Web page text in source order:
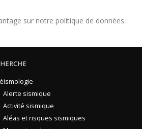
sur notre politique de données.
Alerte sismique
Activité sismique
Aléas et risques sismiques